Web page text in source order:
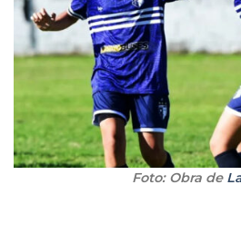
Foto: Obra de